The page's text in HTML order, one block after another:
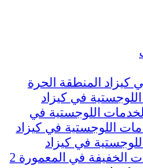
المنطقة الحرة
في كيزاد
اللوجستية في
اللوجستية في كيزاد
في كيزاد
في المعمورة 2